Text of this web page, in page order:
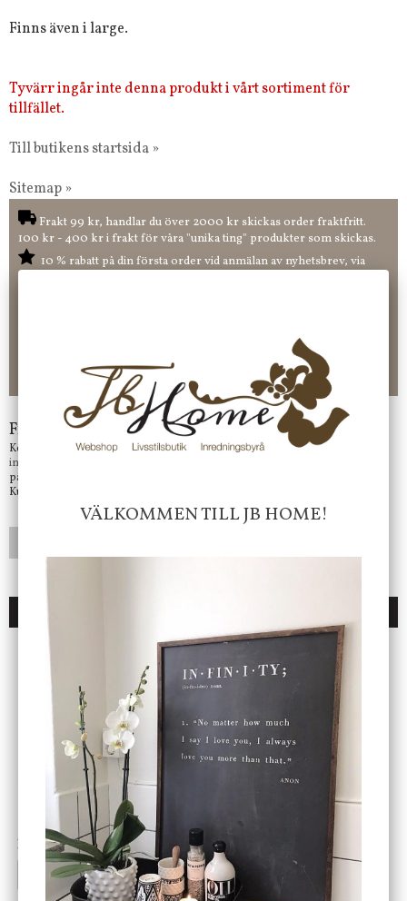
Finns även i large.
Tyvärr ingår inte denna produkt i vårt sortiment för
tillfället.
Till butikens startsida »
Sitemap »
Frakt 99 kr, handlar du över 2000 kr skickas order fraktfritt.
100 kr - 400 kr i frakt för våra "unika ting" produkter som skickas.
10 % rabatt på din första order vid anmälan av nyhetsbrev, via
pop-up ruta
Nöjda kunder och strävar efter att ha snabba leveranser!
-ligt Tack för att just Du tittar in hos Jb Home!
Frågor?
Kontakta oss på
info@jbhome.se
på mail så fort vi kan.
Kundtjänst telefontid öppet vardagar mellan 10.00 - 15.00
ENDAST 1 ST KVAR I LAGER
Cloudy kruka mini, vit
199 kr
INFO KÖP
Bordslampa Mushroom
vit, Utomhus
499 kr
INFO KÖP
VÄLKOMMEN TILL JB HOME!